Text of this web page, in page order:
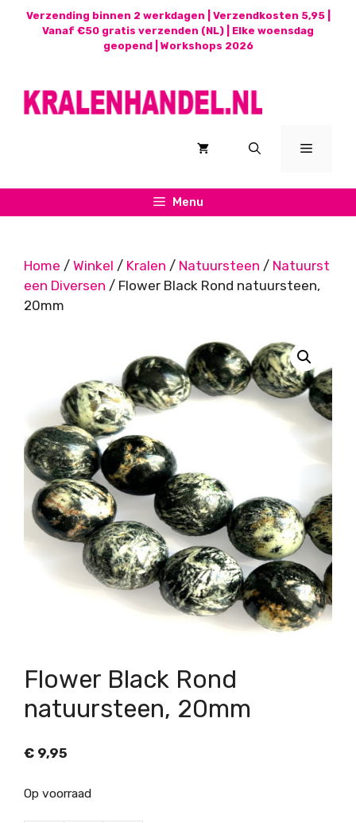
Verzending binnen 2 werkdagen | Verzendkosten 5,95 |
Vanaf €50 gratis verzenden (NL) | Elke woensdag
geopend | Workshops 2026
Menu
Menu
Home / Winkel / Kralen / Natuursteen / Natuurst
een Diversen / Flower Black Rond natuursteen,
20mm
Flower Black Rond
natuursteen, 20mm
€ 9,95
Op voorraad